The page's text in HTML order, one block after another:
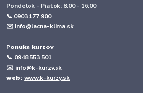
Pondelok - Piatok: 8:00 - 16:00
📞 0903 177 900
✉️ info@lacna-klima.sk
Ponuka kurzov
📞 0948 553 501
✉️ info@k-kurzy.sk
web:www.k-kurzy.sk